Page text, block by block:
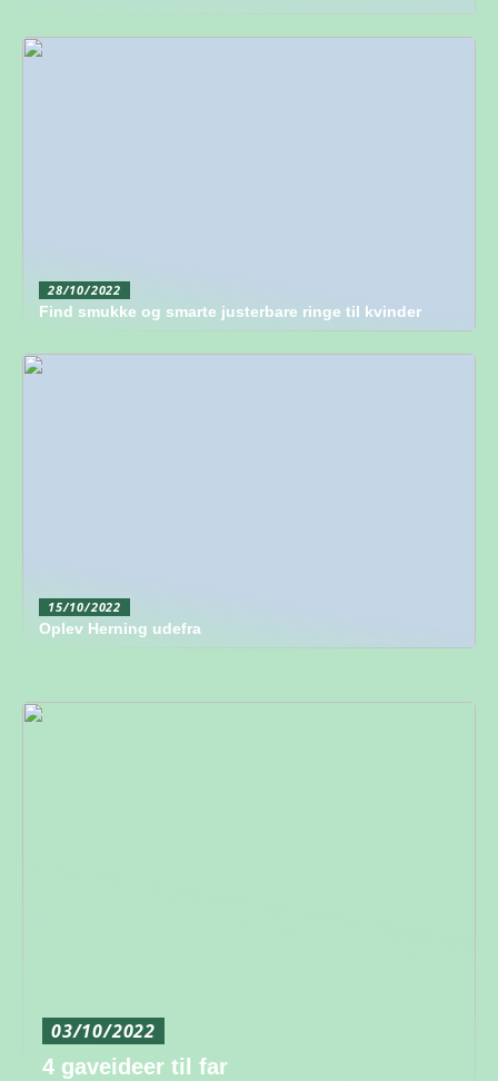
28/10/2022
Find smukke og smarte justerbare ringe til kvinder
15/10/2022
Oplev Herning udefra
03/10/2022
4 gaveideer til far